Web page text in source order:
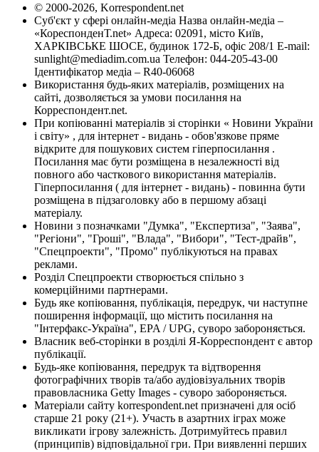
© 2000-2026, Korrespondent.net
Суб'єкт у сфері онлайн-медіа Назва онлайн-медіа –
«КореспонденТ.net» Адреса: 02091, місто Київ,
ХАРКІВСЬКЕ ШОСЕ, будинок 172-Б, офіс 208/1 E-mail:
sunlight@mediadim.com.ua Телефон: 044-205-43-00
Ідентифікатор медіа – R40-06068
Використання будь-яких матеріалів, розміщених на
сайті, дозволяється за умови посилання на
Корреспондент.net.
При копіюванні матеріалів зі сторінки « Новини України
і світу» , для інтернет - видань - обов'язкове пряме
відкрите для пошукових систем гіперпосилання .
Посилання має бути розміщена в незалежності від
повного або часткового використання матеріалів.
Гіперпосилання ( для інтернет - видань) - повинна бути
розміщена в підзаголовку або в першому абзаці
матеріалу.
Новини з позначками "Думка", "Експертиза", "Заява",
"Регіони", "Гроші", "Влада", "Вибори", "Тест-драйв",
"Спецпроекти", "Промо" публікуються на правах
реклами.
Розділ Спецпроекти створюється спільно з
комерційними партнерами.
Будь яке копіювання, публікація, передрук, чи наступне
поширення інформації, що містить посилання на
"Інтерфакс-Україна", EPA / UPG, суворо забороняється.
Власник веб-сторінки в розділі Я-Корреспондент є автор
публікації.
Будь-яке копіювання, передрук та відтворення
фотографічних творів та/або аудіовізуальних творів
правовласника Getty Images - суворо забороняється.
Матеріали сайту korrespondent.net призначені для осіб
старше 21 року (21+). Участь в азартних іграх може
викликати ігрову залежність. Дотримуйтесь правил
(принципів) відповідальної гри. При виявленні перших